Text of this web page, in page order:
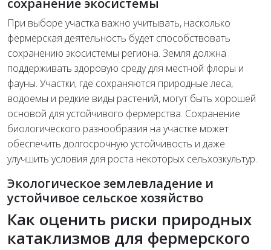
При выборе участка важно учитывать, насколько
фермерская деятельность будет способствовать
сохранению экосистемы региона. Земля должна
поддерживать здоровую среду для местной флоры и
фауны. Участки, где сохраняются природные леса,
водоемы и редкие виды растений, могут быть хорошей
основой для устойчивого фермерства. Сохранение
биологического разнообразия на участке может
обеспечить долгосрочную устойчивость и даже
улучшить условия для роста некоторых сельхозкультур.
Экологическое землевладение и
устойчивое сельское хозяйство
Как оценить риски природных
катаклизмов для фермерского